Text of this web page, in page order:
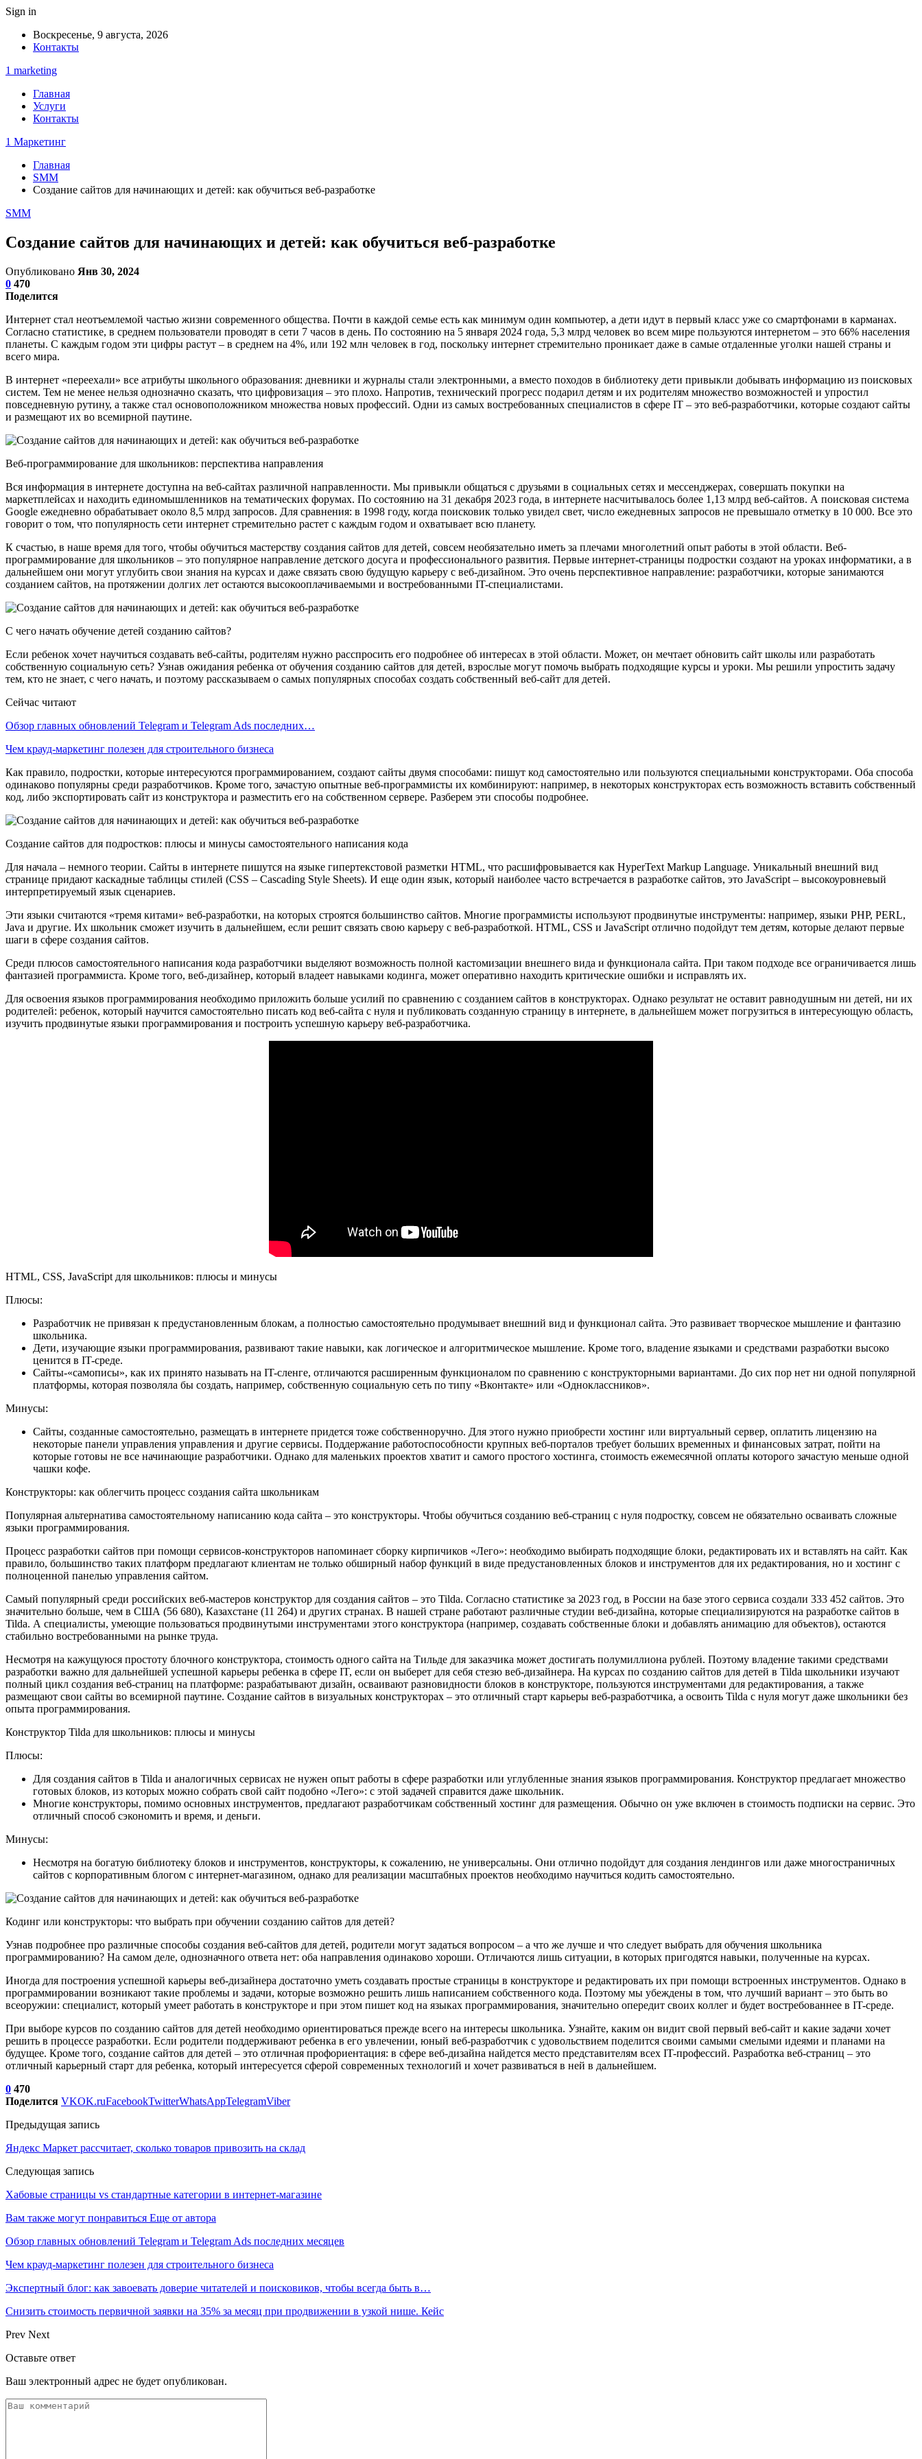
Sign in
Воскресенье, 9 августа, 2026
Контакты
1 marketing
Главная
Услуги
Контакты
1 Маркетинг
Главная
SMM
Создание сайтов для начинающих и детей: как обучиться веб-разработке
SMM
Создание сайтов для начинающих и детей: как обучиться веб-разработке
Опубликовано Янв 30, 2024
0 470
Поделится
Интернет стал неотъемлемой частью жизни современного общества. Почти в каждой семье есть как минимум один компьютер, а дети идут в первый класс уже со смартфонами в карманах.
Согласно статистике, в среднем пользователи проводят в сети 7 часов в день. По состоянию на 5 января 2024 года, 5,3 млрд человек во всем мире пользуются интернетом – это 66% населения
планеты. С каждым годом эти цифры растут – в среднем на 4%, или 192 млн человек в год, поскольку интернет стремительно проникает даже в самые отдаленные уголки нашей страны и
всего мира.
В интернет «переехали» все атрибуты школьного образования: дневники и журналы стали электронными, а вместо походов в библиотеку дети привыкли добывать информацию из поисковых
систем. Тем не менее нельзя однозначно сказать, что цифровизация – это плохо. Напротив, технический прогресс подарил детям и их родителям множество возможностей и упростил
повседневную рутину, а также стал основоположником множества новых профессий. Одни из самых востребованных специалистов в сфере IT – это веб-разработчики, которые создают сайты
и размещают их во всемирной паутине.
Веб-программирование для школьников: перспектива направления
Вся информация в интернете доступна на веб-сайтах различной направленности. Мы привыкли общаться с друзьями в социальных сетях и мессенджерах, совершать покупки на
маркетплейсах и находить единомышленников на тематических форумах. По состоянию на 31 декабря 2023 года, в интернете насчитывалось более 1,13 млрд веб-сайтов. А поисковая система
Google ежедневно обрабатывает около 8,5 млрд запросов. Для сравнения: в 1998 году, когда поисковик только увидел свет, число ежедневных запросов не превышало отметку в 10 000. Все это
говорит о том, что популярность сети интернет стремительно растет с каждым годом и охватывает всю планету.
К счастью, в наше время для того, чтобы обучиться мастерству создания сайтов для детей, совсем необязательно иметь за плечами многолетний опыт работы в этой области. Веб-
программирование для школьников – это популярное направление детского досуга и профессионального развития. Первые интернет-страницы подростки создают на уроках информатики, а в
дальнейшем они могут углубить свои знания на курсах и даже связать свою будущую карьеру с веб-дизайном. Это очень перспективное направление: разработчики, которые занимаются
созданием сайтов, на протяжении долгих лет остаются высокооплачиваемыми и востребованными IT-специалистами.
С чего начать обучение детей созданию сайтов?
Если ребенок хочет научиться создавать веб-сайты, родителям нужно расспросить его подробнее об интересах в этой области. Может, он мечтает обновить сайт школы или разработать
собственную социальную сеть? Узнав ожидания ребенка от обучения созданию сайтов для детей, взрослые могут помочь выбрать подходящие курсы и уроки. Мы решили упростить задачу
тем, кто не знает, с чего начать, и поэтому рассказываем о самых популярных способах создать собственный веб-сайт для детей.
Сейчас читают
Обзор главных обновлений Telegram и Telegram Ads последних…
Чем крауд-маркетинг полезен для строительного бизнеса
Как правило, подростки, которые интересуются программированием, создают сайты двумя способами: пишут код самостоятельно или пользуются специальными конструкторами. Оба способа
одинаково популярны среди разработчиков. Кроме того, зачастую опытные веб-программисты их комбинируют: например, в некоторых конструкторах есть возможность вставить собственный
код, либо экспортировать сайт из конструктора и разместить его на собственном сервере. Разберем эти способы подробнее.
Создание сайтов для подростков: плюсы и минусы самостоятельного написания кода
Для начала – немного теории. Сайты в интернете пишутся на языке гипертекстовой разметки HTML, что расшифровывается как HyperText Markup Language. Уникальный внешний вид
странице придают каскадные таблицы стилей (CSS – Cascading Style Sheets). И еще один язык, который наиболее часто встречается в разработке сайтов, это JavaScript – высокоуровневый
интерпретируемый язык сценариев.
Эти языки считаются «тремя китами» веб-разработки, на которых строятся большинство сайтов. Многие программисты используют продвинутые инструменты: например, языки PHP, PERL,
Java и другие. Их школьник сможет изучить в дальнейшем, если решит связать свою карьеру с веб-разработкой. HTML, CSS и JavaScript отлично подойдут тем детям, которые делают первые
шаги в сфере создания сайтов.
Среди плюсов самостоятельного написания кода разработчики выделяют возможность полной кастомизации внешнего вида и функционала сайта. При таком подходе все ограничивается лишь
фантазией программиста. Кроме того, веб-дизайнер, который владеет навыками кодинга, может оперативно находить критические ошибки и исправлять их.
Для освоения языков программирования необходимо приложить больше усилий по сравнению с созданием сайтов в конструкторах. Однако результат не оставит равнодушным ни детей, ни их
родителей: ребенок, который научится самостоятельно писать код веб-сайта с нуля и публиковать созданную страницу в интернете, в дальнейшем может погрузиться в интересующую область,
изучить продвинутые языки программирования и построить успешную карьеру веб-разработчика.
HTML, CSS, JavaScript для школьников: плюсы и минусы
Плюсы:
Разработчик не привязан к предустановленным блокам, а полностью самостоятельно продумывает внешний вид и функционал сайта. Это развивает творческое мышление и фантазию
школьника.
Дети, изучающие языки программирования, развивают такие навыки, как логическое и алгоритмическое мышление. Кроме того, владение языками и средствами разработки высоко
ценится в IT-среде.
Сайты-«самописы», как их принято называть на IT-сленге, отличаются расширенным функционалом по сравнению с конструкторными вариантами. До сих пор нет ни одной популярной
платформы, которая позволяла бы создать, например, собственную социальную сеть по типу «Вконтакте» или «Одноклассников».
Минусы:
Сайты, созданные самостоятельно, размещать в интернете придется тоже собственноручно. Для этого нужно приобрести хостинг или виртуальный сервер, оплатить лицензию на
некоторые панели управления управления и другие сервисы. Поддержание работоспособности крупных веб-порталов требует больших временных и финансовых затрат, пойти на
которые готовы не все начинающие разработчики. Однако для маленьких проектов хватит и самого простого хостинга, стоимость ежемесячной оплаты которого зачастую меньше одной
чашки кофе.
Конструкторы: как облегчить процесс создания сайта школьникам
Популярная альтернатива самостоятельному написанию кода сайта – это конструкторы. Чтобы обучиться созданию веб-страниц с нуля подростку, совсем не обязательно осваивать сложные
языки программирования.
Процесс разработки сайтов при помощи сервисов-конструкторов напоминает сборку кирпичиков «Лего»: необходимо выбирать подходящие блоки, редактировать их и вставлять на сайт. Как
правило, большинство таких платформ предлагают клиентам не только обширный набор функций в виде предустановленных блоков и инструментов для их редактирования, но и хостинг с
полноценной панелью управления сайтом.
Самый популярный среди российских веб-мастеров конструктор для создания сайтов – это Tilda. Согласно статистике за 2023 год, в России на базе этого сервиса создали 333 452 сайтов. Это
значительно больше, чем в США (56 680), Казахстане (11 264) и других странах. В нашей стране работают различные студии веб-дизайна, которые специализируются на разработке сайтов в
Tilda. А специалисты, умеющие пользоваться продвинутыми инструментами этого конструктора (например, создавать собственные блоки и добавлять анимацию для объектов), остаются
стабильно востребованными на рынке труда.
Несмотря на кажущуюся простоту блочного конструктора, стоимость одного сайта на Тильде для заказчика может достигать полумиллиона рублей. Поэтому владение такими средствами
разработки важно для дальнейшей успешной карьеры ребенка в сфере IT, если он выберет для себя стезю веб-дизайнера. На курсах по созданию сайтов для детей в Tilda школьники изучают
полный цикл создания веб-страниц на платформе: разрабатывают дизайн, осваивают разновидности блоков в конструкторе, пользуются инструментами для редактирования, а также
размещают свои сайты во всемирной паутине. Создание сайтов в визуальных конструкторах – это отличный старт карьеры веб-разработчика, а освоить Tilda с нуля могут даже школьники без
опыта программирования.
Конструктор Tilda для школьников: плюсы и минусы
Плюсы:
Для создания сайтов в Tilda и аналогичных сервисах не нужен опыт работы в сфере разработки или углубленные знания языков программирования. Конструктор предлагает множество
готовых блоков, из которых можно собрать свой сайт подобно «Лего»: с этой задачей справится даже школьник.
Многие конструкторы, помимо основных инструментов, предлагают разработчикам собственный хостинг для размещения. Обычно он уже включен в стоимость подписки на сервис. Это
отличный способ сэкономить и время, и деньги.
Минусы:
Несмотря на богатую библиотеку блоков и инструментов, конструкторы, к сожалению, не универсальны. Они отлично подойдут для создания лендингов или даже многостраничных
сайтов с корпоративным блогом с интернет-магазином, однако для реализации масштабных проектов необходимо научиться кодить самостоятельно.
Кодинг или конструкторы: что выбрать при обучении созданию сайтов для детей?
Узнав подробнее про различные способы создания веб-сайтов для детей, родители могут задаться вопросом – а что же лучше и что следует выбрать для обучения школьника
программированию? На самом деле, однозначного ответа нет: оба направления одинаково хороши. Отличаются лишь ситуации, в которых пригодятся навыки, полученные на курсах.
Иногда для построения успешной карьеры веб-дизайнера достаточно уметь создавать простые страницы в конструкторе и редактировать их при помощи встроенных инструментов. Однако в
программировании возникают такие проблемы и задачи, которые возможно решить лишь написанием собственного кода. Поэтому мы убеждены в том, что лучший вариант – это быть во
всеоружии: специалист, который умеет работать в конструкторе и при этом пишет код на языках программирования, значительно опередит своих коллег и будет востребованнее в IT-среде.
При выборе курсов по созданию сайтов для детей необходимо ориентироваться прежде всего на интересы школьника. Узнайте, каким он видит свой первый веб-сайт и какие задачи хочет
решить в процессе разработки. Если родители поддерживают ребенка в его увлечении, юный веб-разработчик с удовольствием поделится своими самыми смелыми идеями и планами на
будущее. Кроме того, создание сайтов для детей – это отличная профориентация: в сфере веб-дизайна найдется место представителям всех IT-профессий. Разработка веб-страниц – это
отличный карьерный старт для ребенка, который интересуется сферой современных технологий и хочет развиваться в ней в дальнейшем.
0 470
Поделится VKOK.ruFacebookTwitterWhatsAppTelegramViber
Предыдущая запись
Яндекс Маркет рассчитает, сколько товаров привозить на склад
Следующая запись
Хабовые страницы vs стандартные категории в интернет-магазине
Вам также могут понравиться Еще от автора
Обзор главных обновлений Telegram и Telegram Ads последних месяцев
Чем крауд-маркетинг полезен для строительного бизнеса
Экспертный блог: как завоевать доверие читателей и поисковиков, чтобы всегда быть в…
Снизить стоимость первичной заявки на 35% за месяц при продвижении в узкой нише. Кейс
Prev Next
Оставьте ответ
Ваш электронный адрес не будет опубликован.